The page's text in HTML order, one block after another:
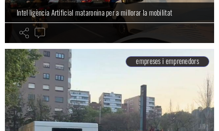
Intel·ligència Artificial mataronina per a millorar la mobilitat
empreses i emprenedors